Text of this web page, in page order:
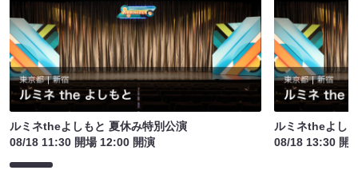
ルミネtheよしもと 夏休み特別公演
08/18 11:30 開場 12:00 開演
ルミネtheよし
08/18 13:30 開